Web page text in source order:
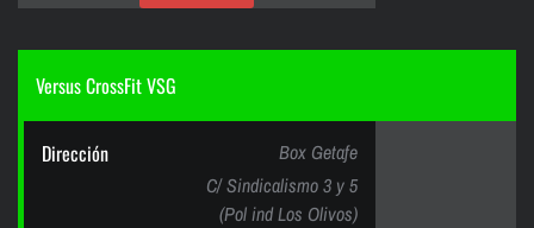
Versus CrossFit VSG
Dirección
Box Getafe
C/ Sindicalismo 3 y 5
(Pol ind Los Olivos)